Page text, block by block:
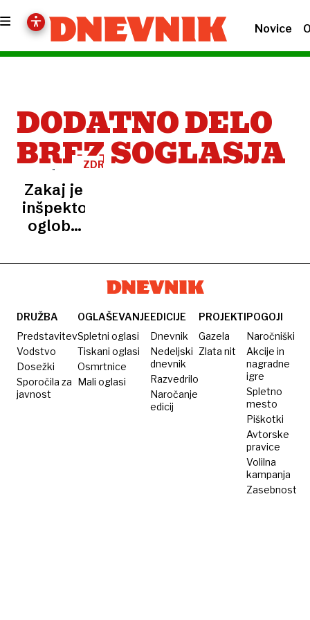
Novice
DODATNO DELO
BREZ SOGLASJA
ZDRAVSTVO
Zakaj je
inšpektorat
oglobil
bolnišnico
UKC?
DRUŽBA
Predstavitev
Vodstvo
Dosežki
Sporočila za
javnost
OGLAŠEVANJE
Spletni oglasi
Tiskani oglasi
Osmrtnice
Mali oglasi
EDICIJE
Dnevnik
Nedeljski
dnevnik
Razvedrilo
Naročanje
edicij
PROJEKTI
Gazela
Zlata nit
POGOJI
Naročniški
Akcije in
nagradne
igre
Spletno
mesto
Piškotki
Avtorske
pravice
Volilna
kampanja
Zasebnost